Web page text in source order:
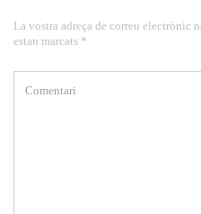
La vostra adreça de correu electrònic
estan marcats *